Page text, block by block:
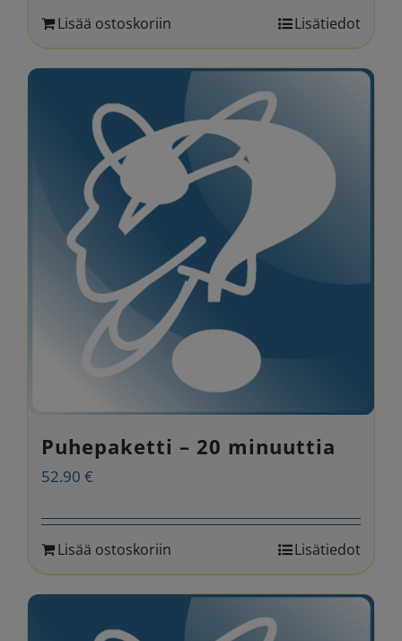
310.00 €.
on:
249.90 €.
Lisää ostoskoriin Lisätiedot
Puhepaketti – 20 minuuttia
52.90 €
Lisää ostoskoriin Lisätiedot